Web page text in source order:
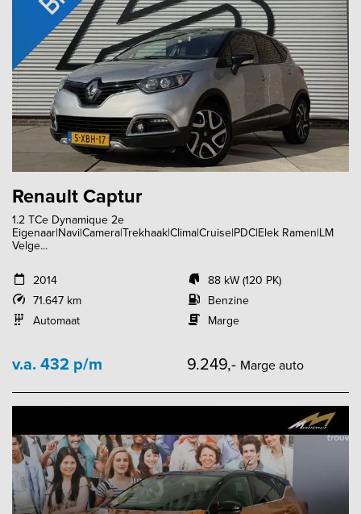
Renault Captur
1.2 TCe Dynamique 2e
Eigenaar|Navi|Camera|Trekhaak|Clima|Cruise|PDC|Elek Ramen|LM
Velge...
2014
71.647 km
Automaat
88 kW (120 PK)
Benzine
Marge
v.a. 432 p/m 9.249,- Marge auto